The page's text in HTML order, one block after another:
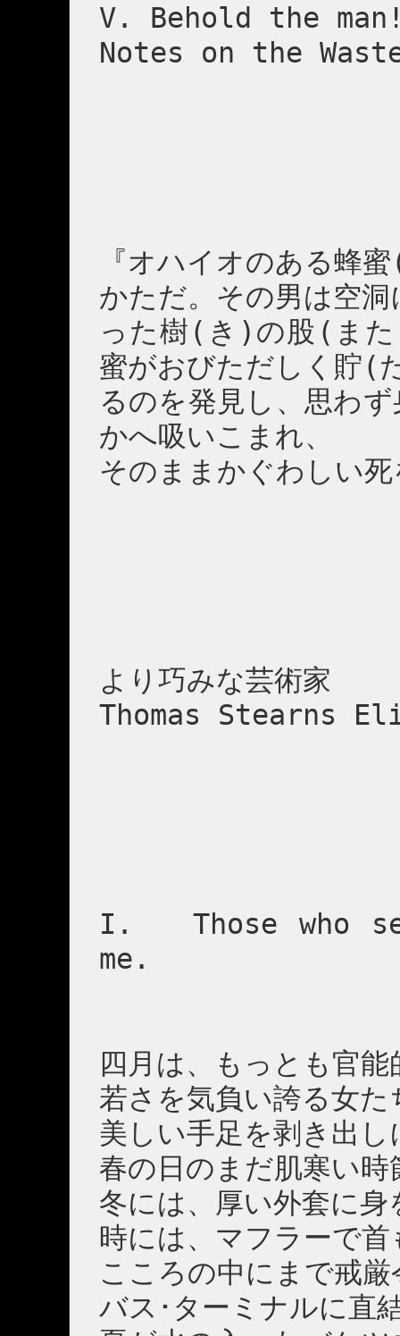
V. Behold the
Notes on the
『オハイオのある蜂
かただ。その男は空洞
った樹(き)の股(また
蜜がおびただしく貯(
るのを発見し、思わ
かへ吸いこまれ、
そのままかぐわしい
より巧みな芸術家
Thomas Stearns
I. Those who
me.
四月は、もっとも官能
若さを気負い誇る女た
美しい手足を剥き出し
春の日のまだ肌寒い時
冬には、厚い外套に身
時には、マフラーで
こころの中にまで戒
バス･ターミナルに直